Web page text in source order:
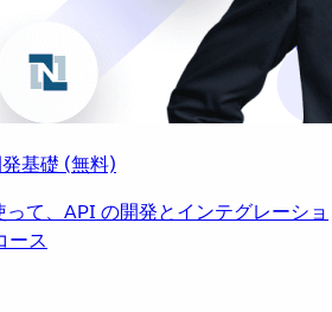
基礎 (無料)
て、API の開発とインテグレーショ
ース